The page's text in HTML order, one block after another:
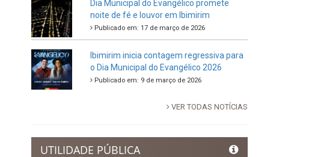
Dia Municipal do Evangélico promete
noite de fé e louvor em Ibimirim
Publicado em: 17 de março de 2026
Ibimirim inicia contagem regressiva para
o Dia Municipal do Evangélico 2026
Publicado em: 9 de março de 2026
VER TODAS NOTÍCIAS
UTILIDADE PÚBLICA